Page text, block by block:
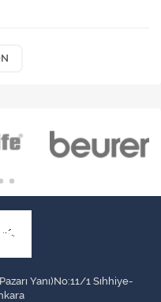
Yanı)No:11/1 Sıhhiye-